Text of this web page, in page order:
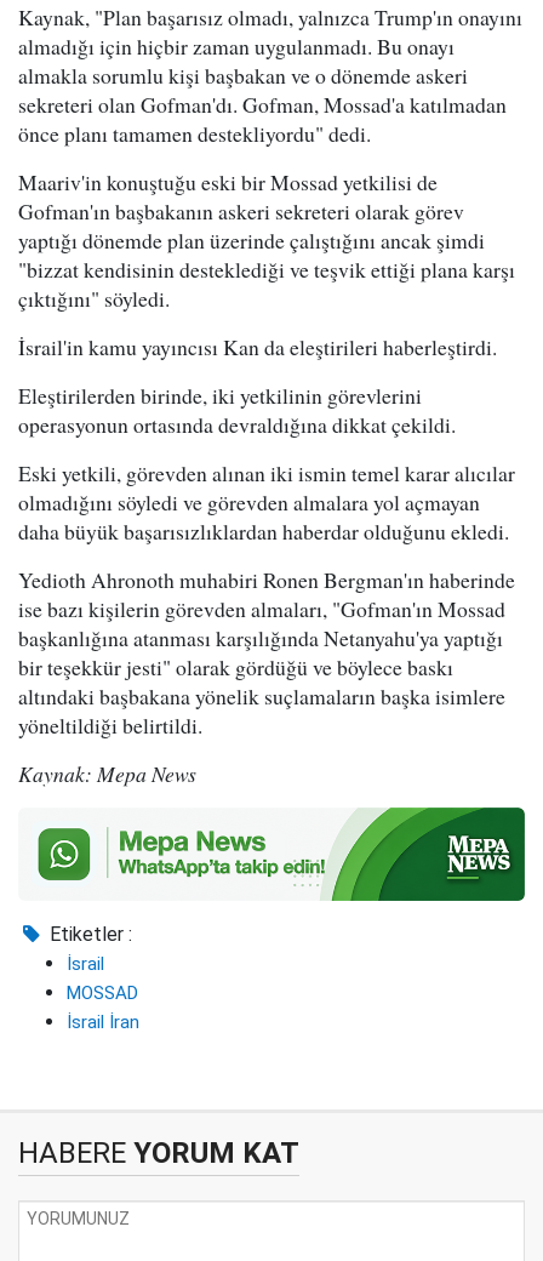
Kaynak, "Plan başarısız olmadı, yalnızca Trump'ın onayını
almadığı için hiçbir zaman uygulanmadı. Bu onayı
almakla sorumlu kişi başbakan ve o dönemde askeri
sekreteri olan Gofman'dı. Gofman, Mossad'a katılmadan
önce planı tamamen destekliyordu" dedi.
Maariv'in konuştuğu eski bir Mossad yetkilisi de
Gofman'ın başbakanın askeri sekreteri olarak görev
yaptığı dönemde plan üzerinde çalıştığını ancak şimdi
"bizzat kendisinin desteklediği ve teşvik ettiği plana karşı
çıktığını" söyledi.
İsrail'in kamu yayıncısı Kan da eleştirileri haberleştirdi.
Eleştirilerden birinde, iki yetkilinin görevlerini
operasyonun ortasında devraldığına dikkat çekildi.
Eski yetkili, görevden alınan iki ismin temel karar alıcılar
olmadığını söyledi ve görevden almalara yol açmayan
daha büyük başarısızlıklardan haberdar olduğunu ekledi.
Yedioth Ahronoth muhabiri Ronen Bergman'ın haberinde
ise bazı kişilerin görevden almaları, "Gofman'ın Mossad
başkanlığına atanması karşılığında Netanyahu'ya yaptığı
bir teşekkür jesti" olarak gördüğü ve böylece baskı
altındaki başbakana yönelik suçlamaların başka isimlere
yöneltildiği belirtildi.
Kaynak: Mepa News
Etiketler :
İsrail
MOSSAD
İsrail İran
HABERE YORUM KAT